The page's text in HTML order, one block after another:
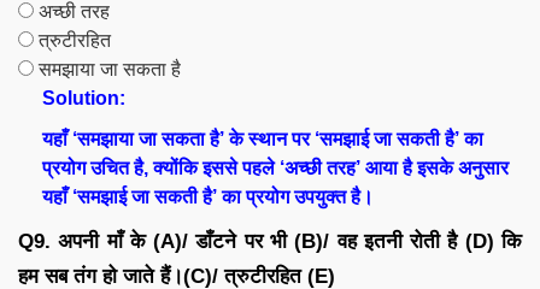
अच्छी तरह
त्रुटीरहित
समझाया जा सकता है
Solution:
यहाँ ‘समझाया जा सकता है’ के स्थान पर ‘समझाई जा सकती है’ का
प्रयोग उचित है, क्योंकि इससे पहले ‘अच्छी तरह’ आया है इसके अनुसार
यहाँ ‘समझाई जा सकती है’ का प्रयोग उपयुक्त है।
Q9. अपनी माँ के (A)/ डाँटने पर भी (B)/ वह इतनी रोती है (D) कि
हम सब तंग हो जाते हैं।(C)/ त्रुटीरहित (E)